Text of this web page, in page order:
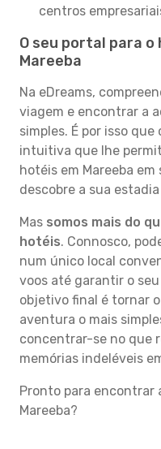
centros
O seu portal para
Mareeba
Na eDreams,
viagem e encontrar a
simples. É por isso
intuitiva que lhe
hotéis em Mareeba
descobre a sua
Mas somos mais do
hotéis. Connosco,
num único local
voos até garantir o
objetivo final é tornar
aventura o mais
concentrar-se no que
memórias indeléveis
Pronto para encontrar
Mareeba?